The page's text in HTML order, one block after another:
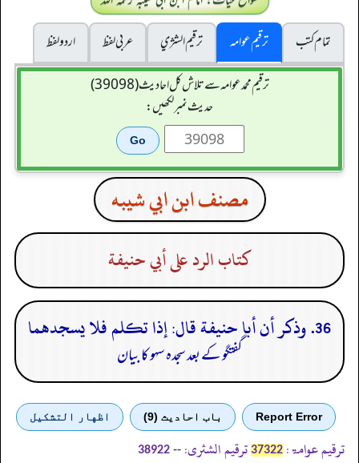
تمام کتب
ترقیم عوامہ ترقيم الشژي عربی لفظ
اردو لفظ
ترقیم محمدعوامہ سے تلاش کل احادیث (39098)
حدیث نمبر لکھیں:
مصنف ابن ابي شيبه
كتاب الرد على أبي حنيفة
36. وذكر أن أبا حنيفة قال: إذا تكلم فلا يسجدهما
گفتگو کے بعد سجدہ سہو کا بیان
Report Error باب احادیث (9) اظهار التشكيل
ترقیم عوامۃ: 37322 ترقیم الشثری: --
38922